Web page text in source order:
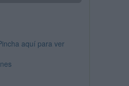
aquí para ver